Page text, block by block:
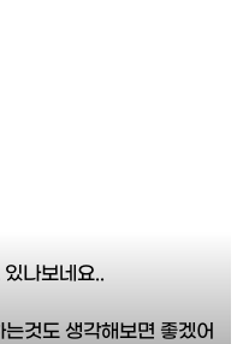
나보네요..
것도 생각해보면 좋겠어